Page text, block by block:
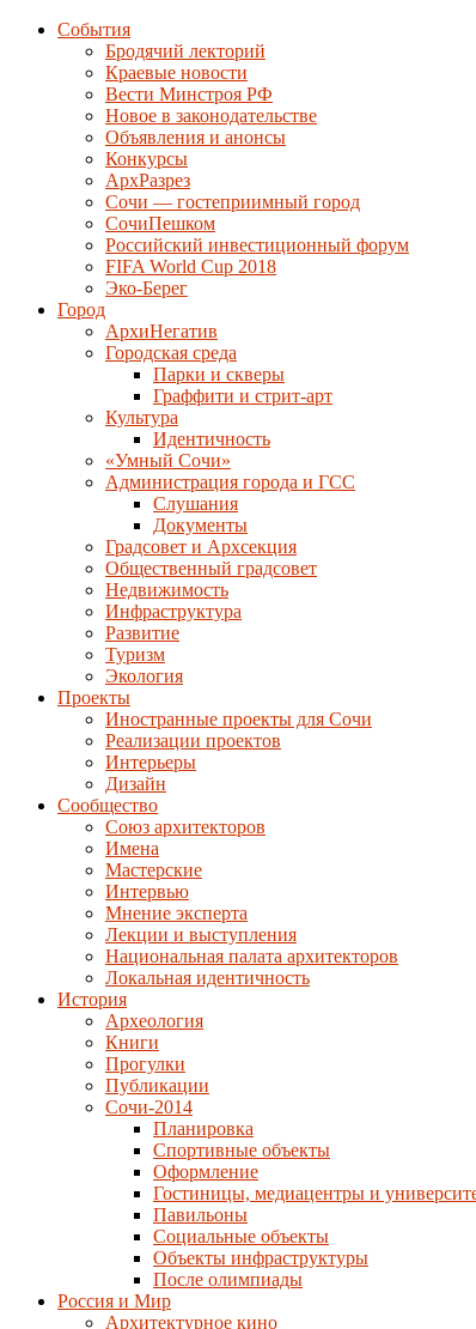
События
Бродячий лекторий
Краевые новости
Вести Минстроя РФ
Новое в законодательстве
Объявления и анонсы
Конкурсы
АрхРазрез
Сочи — гостеприимный город
СочиПешком
Российский инвестиционный форум
FIFA World Cup 2018
Эко-Берег
Город
АрхиНегатив
Городская среда
Парки и скверы
Граффити и стрит-арт
Культура
Идентичность
«Умный Сочи»
Администрация города и ГСС
Слушания
Документы
Градсовет и Архсекция
Общественный градсовет
Недвижимость
Инфраструктура
Развитие
Туризм
Экология
Проекты
Иностранные проекты для Сочи
Реализации проектов
Интерьеры
Дизайн
Сообщество
Союз архитекторов
Имена
Мастерские
Интервью
Мнение эксперта
Лекции и выступления
Национальная палата архитекторов
Локальная идентичность
История
Археология
Книги
Прогулки
Публикации
Сочи-2014
Планировка
Спортивные объекты
Оформление
Гостиницы, медиацентры и
Павильоны
Социальные объекты
Объекты инфраструктуры
После олимпиады
Россия и Мир
Архитектурное кино